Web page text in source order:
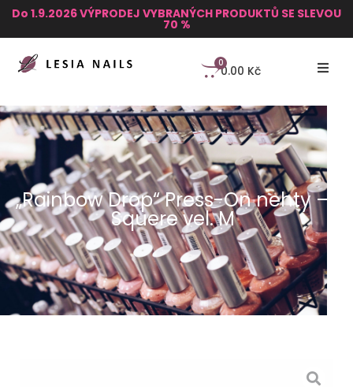
Do 1.9.2026 VÝPRODEJ VYBRANÝCH PRODUKTŮ SE SLEVOU
70 %
0.00 Kč
0
„Rainbow Drop“ Press-On nehty –
Squere vel. M